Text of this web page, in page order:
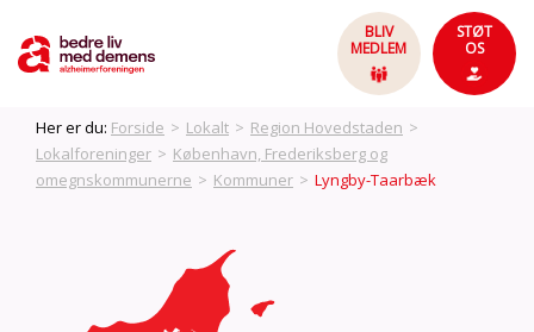
BLIV
MEDLEM
STØT
OS
Her er du: Forside > Lokalt > Region Hovedstaden >
Lokalforeninger > København, Frederiksberg og
omegnskommunerne > Kommuner > Lyngby-Taarbæk